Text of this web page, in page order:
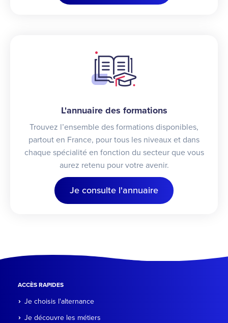
L'annuaire des formations
Trouvez l’ensemble des formations disponibles,
partout en France, pour tous les niveaux et dans
chaque spécialité en fonction du secteur que vous
aurez retenu pour votre avenir.
Je consulte l'annuaire
ACCÈS RAPIDES
Je choisis l'alternance
Je découvre les métiers